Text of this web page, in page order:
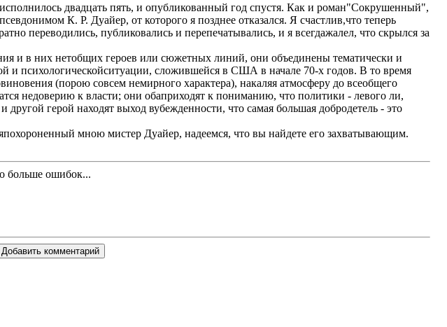
двадцать пять, и опубликованный год спустя. Как и роман"Сокрушенный",
К. Р. Дуайер, от которого я позднее отказался. Я счастлив,что теперь
переводились, публиковались и перепечатывались, и я всегдажалел, что скрылся за
и в них нетобщих героев или сюжетных линий, они объединены тематически и
и психологическойситуации, сложившейся в США в начале 70-х годов. В то время
(порою совсем немирного характера), накаляя атмосферу до всеобщего
недоверию к власти; они обаприходят к пониманию, что политики - левого ли,
герой находят выход вубежденности, что самая большая добродетель - это
мною мистер Дуайер, надеемся, что вы найдете его захватывающим.
больше ошибок...